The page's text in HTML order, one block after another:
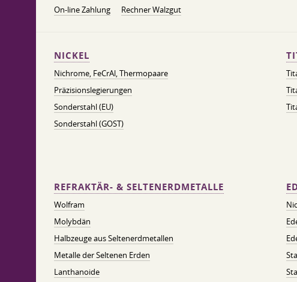
On-line Zahlung
Rechner Walzgut
NICKEL
Nichrome, FeСrAl, ​​Thermopaare
Präzisionslegierungen
Sonderstahl (EU)
Sonderstahl (GOST)
REFRAKTÄR- & SELTENERDMETALLE
Wolfram
Molybdän
Halbzeuge aus Seltenerdmetallen
Metalle der Seltenen Erden
Lanthanoide